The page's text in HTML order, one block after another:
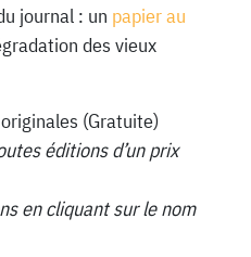
journal : un papier au
des vieux
(Gratuite)
éditions d’un prix
en cliquant sur le nom